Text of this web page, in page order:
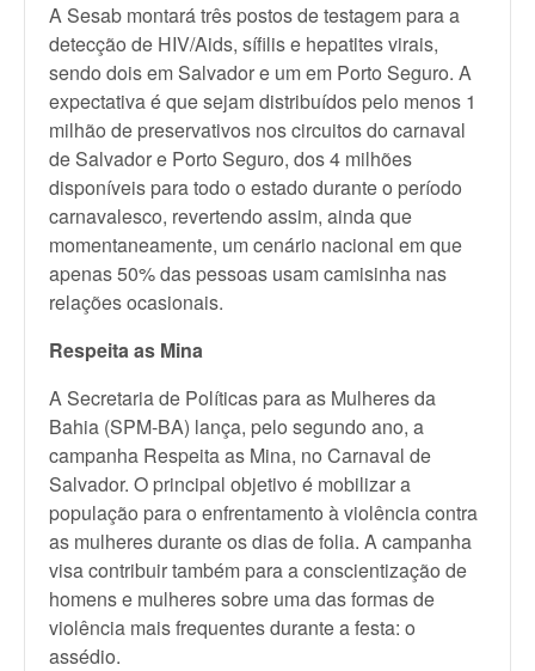
A Sesab montará três postos de testagem para a
detecção de HIV/Aids, sífilis e hepatites virais,
sendo dois em Salvador e um em Porto Seguro. A
expectativa é que sejam distribuídos pelo menos 1
milhão de preservativos nos circuitos do carnaval
de Salvador e Porto Seguro, dos 4 milhões
disponíveis para todo o estado durante o período
carnavalesco, revertendo assim, ainda que
momentaneamente, um cenário nacional em que
apenas 50% das pessoas usam camisinha nas
relações ocasionais.
Respeita as Mina
A Secretaria de Políticas para as Mulheres da
Bahia (SPM-BA) lança, pelo segundo ano, a
campanha Respeita as Mina, no Carnaval de
Salvador. O principal objetivo é mobilizar a
população para o enfrentamento à violência contra
as mulheres durante os dias de folia. A campanha
visa contribuir também para a conscientização de
homens e mulheres sobre uma das formas de
violência mais frequentes durante a festa: o
assédio.